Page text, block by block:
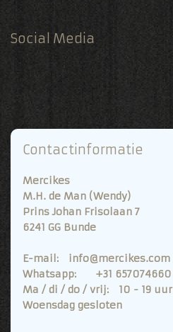
Social Media
Contactinformatie
Mercikes
M.H. de Man (Wendy)
Prins Johan Frisolaan 7
6241 GG Bunde
E-mail: info@mercikes.com
Whatsapp: +31 657074660
Ma / di / do / vrij: 10 - 19 uur
Woensdag gesloten